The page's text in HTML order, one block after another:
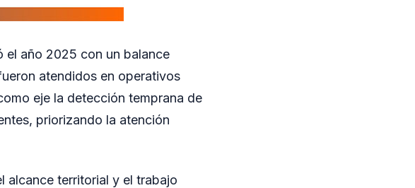
el año 2025 con un balance
atendidos en operativos
eje la detección temprana de
priorizando la atención
alcance territorial y el trabajo